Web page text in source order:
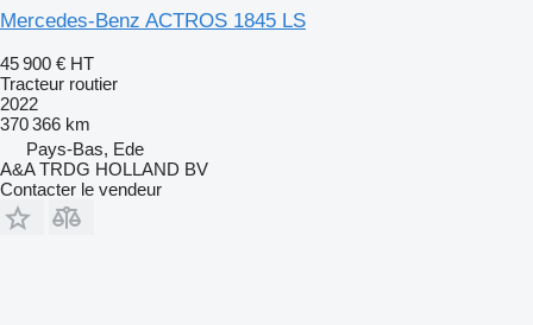
Mercedes-Benz ACTROS 1845 LS
45 900 € HT
Tracteur routier
2022
370 366 km
Pays-Bas, Ede
A&A TRDG HOLLAND BV
Contacter le vendeur